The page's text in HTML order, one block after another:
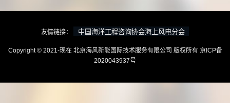
友情链接：
Copyright © 2021-现在 北京海风新能国际技术服务有限公司 版权所有 京ICP备
2020043937号